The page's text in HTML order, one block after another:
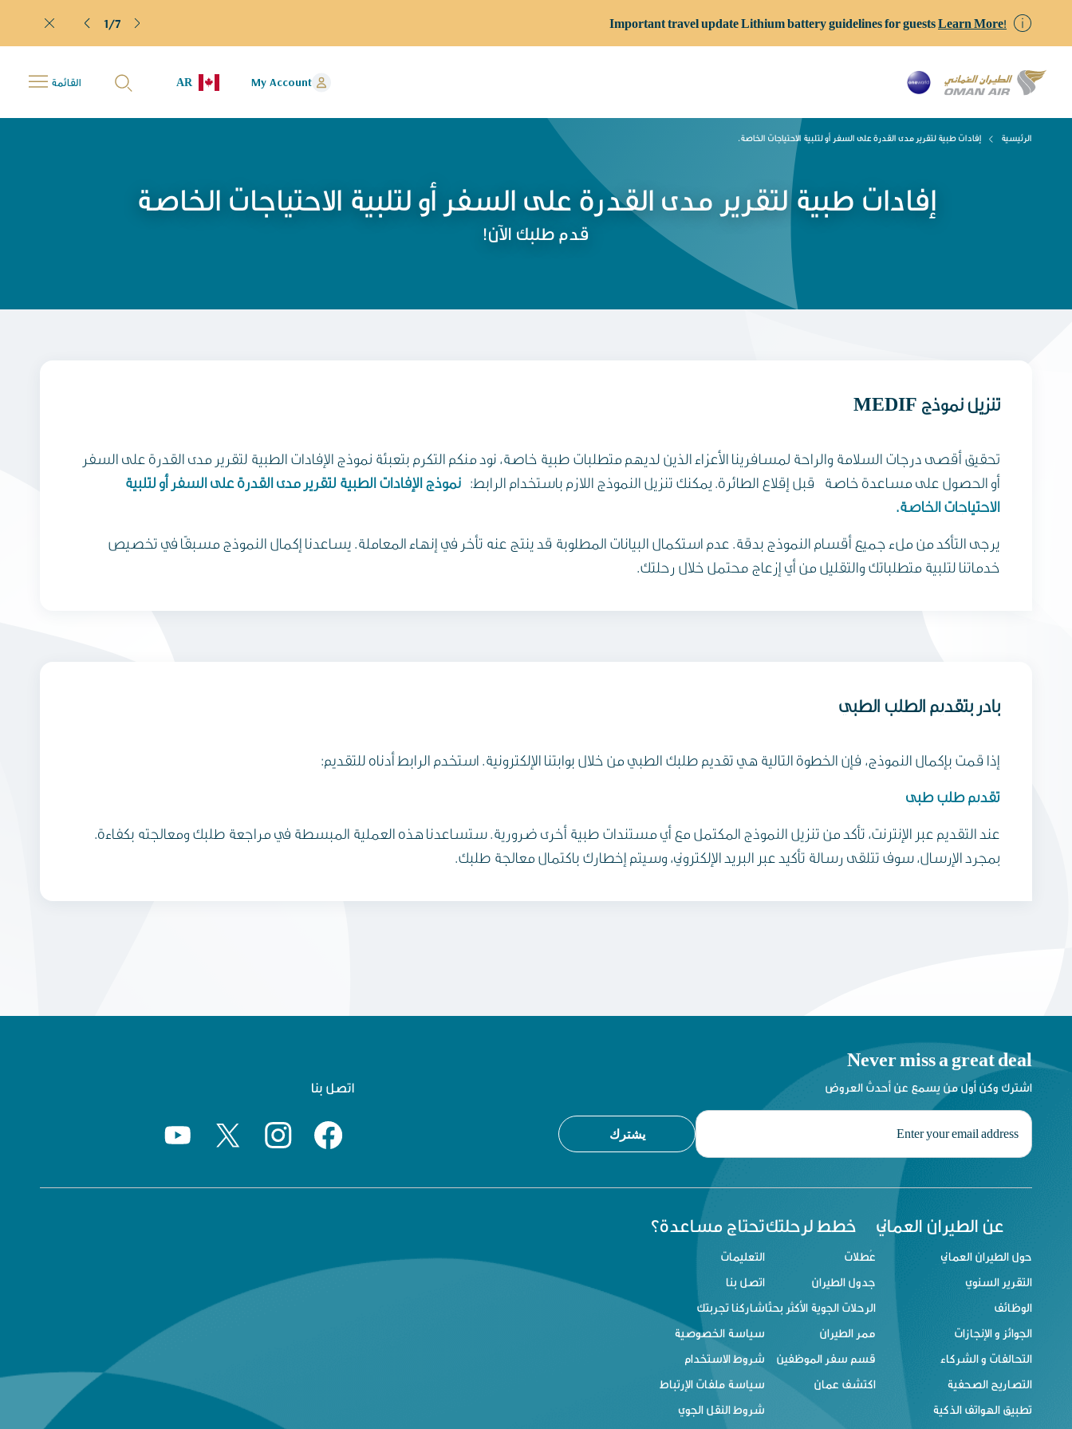
Important travel update Lithium battery guidelines for guestsLearn More!
1/7
My Account
AR القائمة
إفادات طبية لتقرير مدى القدرة على السفر أو لتلبية الاحتياجات الخاصة
!قدم طلبك الآن
الرئيسية إفادات طبية لتقرير مدى القدرة على السفر أو لتلبية الاحتياجات الخاصة.
تنزيل نموذج MEDIF
تحقيق أقصى درجات السلامة والراحة لمسافرينا الأعزاء الذين لديهم متطلبات طبية خاصة، نود منكم التكرم بتعبئة نموذج الإفادات الطبية لتقرير مدى القدرة على السفر
أو الحصول على مساعدة خاصة قبل إقلاع الطائرة. يمكنك تنزيل النموذج اللازم باستخدام الرابط: نموذج الإفادات الطبية لتقرير مدى القدرة على السفر أو لتلبية
الاحتياجات الخاصة.
يرجى التأكد من ملء جميع أقسام النموذج بدقة. عدم استكمال البيانات المطلوبة قد ينتج عنه تأخر في إنهاء المعاملة. يساعدنا إكمال النموذج مسبقًا في تخصيص
خدماتنا لتلبية متطلباتك والتقليل من أي إزعاج محتمل خلال رحلتك.
بادر بتقديم الطلب الطبي
إذا قمت بإكمال النموذج، فإن الخطوة التالية هي تقديم طلبك الطبي من خلال بوابتنا الإلكترونية. استخدم الرابط أدناه للتقديم:
تقديم طلب طبي
عند التقديم عبر الإنترنت، تأكد من تنزيل النموذج المكتمل مع أي مستندات طبية أخرى ضرورية. ستساعدنا هذه العملية المبسطة في مراجعة طلبك ومعالجته بكفاءة.
بمجرد الإرسال، سوف تتلقى رسالة تأكيد عبر البريد الإلكتروني، وسيتم إخطارك باكتمال معالجة طلبك.
Never miss a great deal
اشترك وكن أول من يسمع عن أحدث العروض
يشترك
اتصل بنا
عن الطيران العماني
حول الطيران العماني
التقرير السنوي
الوظائف
الجوائز و الإنجازات
التحالفات و الشركاء
التصاريح الصحفية
تطبيق الهواتف الذكية
خطط لرحلتك
عُطلات
جدول الطيران
الرحلات الجوية الأكثر بحثًا
ممر الطيران
قسم سفر الموظفين
اكتشف عمان
تحتاج مساعدة؟
التعليمات
اتصل بنا
شاركنا تجربتك
سياسة الخصوصية
شروط الاستخدام
سياسة ملفات الإرتباط
شروط النقل الجوي